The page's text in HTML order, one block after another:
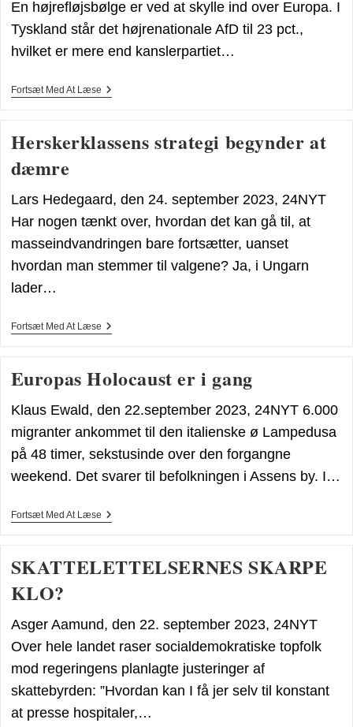
En højrefløjsbølge er ved at skylle ind over Europa. I
Tyskland står det højrenationale AfD til 23 pct.,
hvilket er mere end kanslerpartiet…
Fortsæt Med At LæseHøjrefløjen
EU
Herskerklassens strategi begynder at
dæmre
Lars Hedegaard, den 24. september 2023, 24NYT
Har nogen tænkt over, hvordan det kan gå til, at
masseindvandringen bare fortsætter, uanset
hvordan man stemmer til valgene? Ja, i Ungarn
lader…
Fortsæt Med At LæseHerskerklassens
Dæmre
Europas Holocaust er i gang
Klaus Ewald, den 22.september 2023, 24NYT 6.000
migranter ankommet til den italienske ø Lampedusa
på 48 timer, sekstusinde over den forgangne
weekend. Det svarer til befolkningen i Assens by. I…
Fortsæt Med At LæseEuropas
Gang
SKATTELETTELSERNES SKARPE
KLO?
Asger Aamund, den 22. september 2023, 24NYT
Over hele landet raser socialdemokratiske topfolk
mod regeringens planlagte justeringer af
skattebyrden: ”Hvordan kan I få jer selv til konstant
at presse hospitaler,…